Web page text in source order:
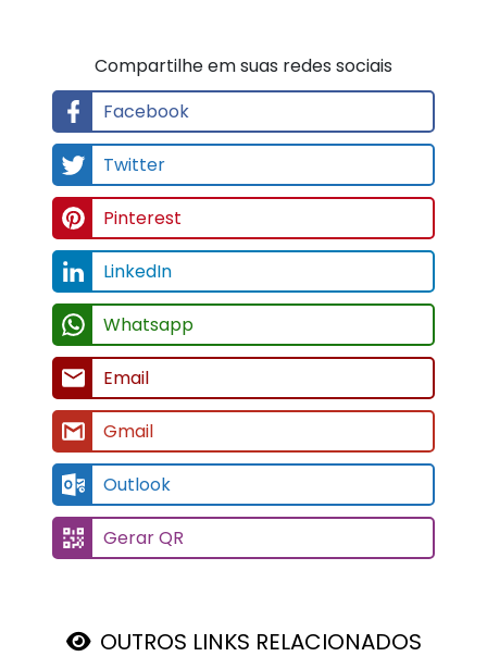
Compartilhe em suas redes sociais
Facebook
Twitter
Pinterest
LinkedIn
Whatsapp
Email
Gmail
Outlook
Gerar QR
OUTROS LINKS RELACIONADOS